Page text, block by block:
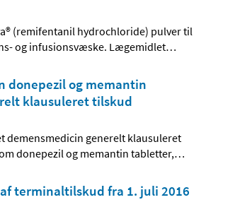
(remifentanil hydrochloride) pulver til
og infusionsvæske. Lægemidlet…
donepezil og memantin
klausuleret tilskud
demensmedicin generelt klausuleret
donepezil og memantin tabletter,…
terminaltilskud fra 1. juli 2016